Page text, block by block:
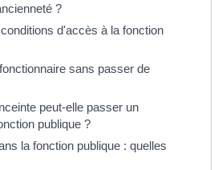
?
d'accès à la fonction
sans passer de
peut-elle passer un
publique ?
la fonction publique : quelles